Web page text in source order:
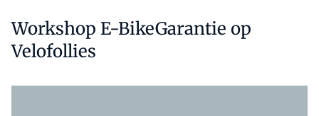
Workshop E-BikeGarantie op
Velofollies